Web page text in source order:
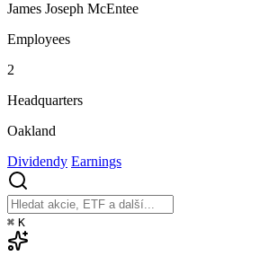
James Joseph McEntee
Employees
2
Headquarters
Oakland
Dividendy Earnings
⌘ K